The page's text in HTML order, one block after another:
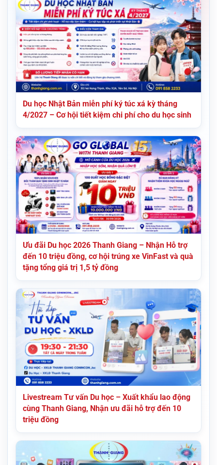
Du học Nhật Bản miễn phí ký túc xá kỳ tháng
4/2027 – Cơ hội tiết kiệm chi phí cho du học sinh
Ưu đãi Du học 2026 Thanh Giang – Nhận Hỗ trợ
đến 10 triệu đồng, cơ hội trúng xe VinFast và quà
tặng tổng giá trị 1,5 tỷ đồng
Livestream Tư vấn Du học – Xuất khẩu lao động
cùng Thanh Giang, Nhận ưu đãi hỗ trợ đến 10
triệu đồng